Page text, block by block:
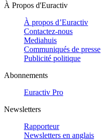
À Propos d'Euractiv
À propos d’Euractiv
Contactez-nous
Mediahuis
Communiqués de presse
Publicité politique
Abonnements
Euractiv Pro
Newsletters
Rapporteur
Newsletters en anglais